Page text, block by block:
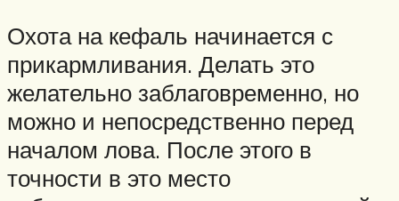
Охота на кефаль начинается с
прикармливания. Делать это
желательно заблаговременно, но
можно и непосредственно перед
началом лова. После этого в
точности в это место